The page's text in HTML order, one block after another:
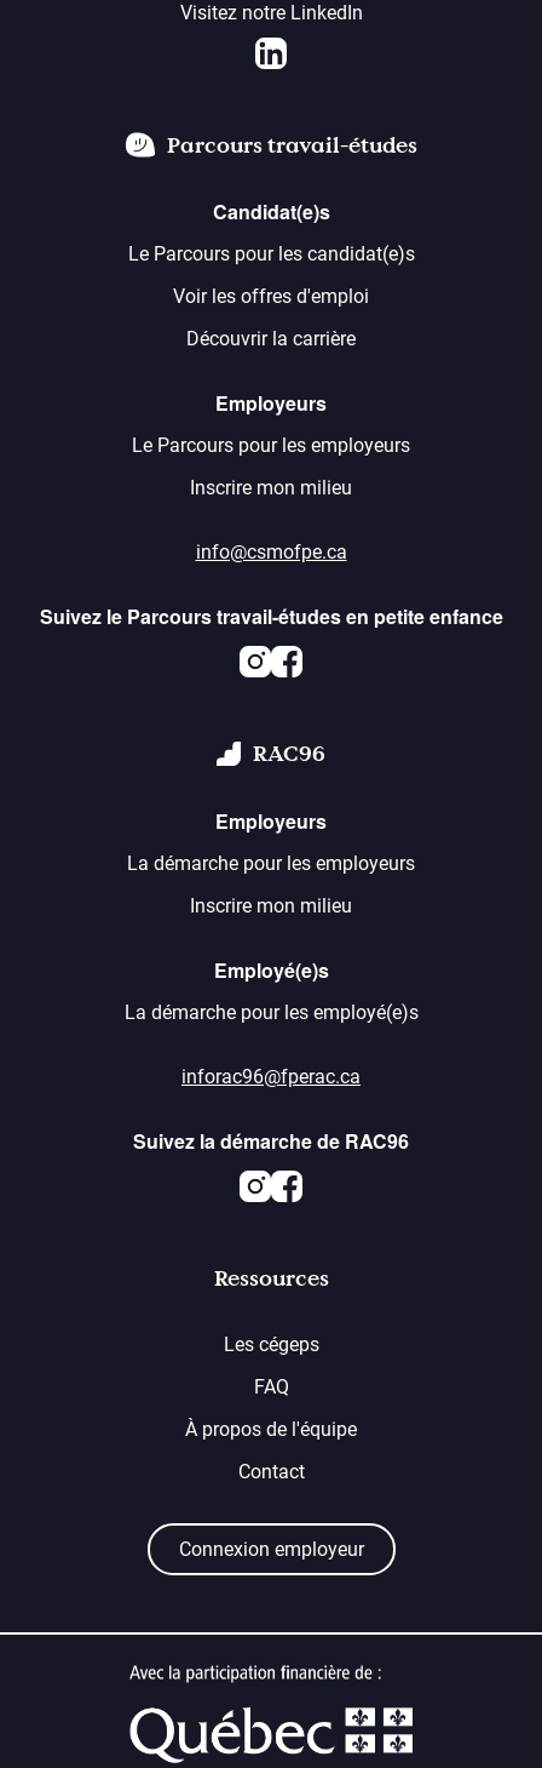
Visitez notre LinkedIn
LinkedIn
Parcours travail-études
Candidat(e)s
Le Parcours pour les candidat(e)s
Voir les offres d'emploi
Découvrir la carrière
Employeurs
Le Parcours pour les employeurs
Inscrire mon milieu
info@csmofpe.ca
Suivez le Parcours travail-études en petite enfance
Instagram
Facebook
RAC96
Employeurs
La démarche pour les employeurs
Inscrire mon milieu
Employé(e)s
La démarche pour les employé(e)s
inforac96@fperac.ca
Suivez la démarche de RAC96
Instagram
Facebook
Ressources
Les cégeps
FAQ
À propos de l'équipe
Contact
Connexion employeur